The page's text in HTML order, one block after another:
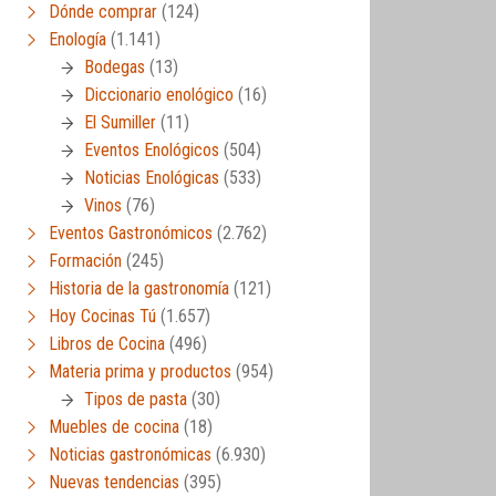
Dónde comprar (124)
Enología (1.141)
Bodegas (13)
Diccionario enológico (16)
El Sumiller (11)
Eventos Enológicos (504)
Noticias Enológicas (533)
Vinos (76)
Eventos Gastronómicos (2.762)
Formación (245)
Historia de la gastronomía (121)
Hoy Cocinas Tú (1.657)
Libros de Cocina (496)
Materia prima y productos (954)
Tipos de pasta (30)
Muebles de cocina (18)
Noticias gastronómicas (6.930)
Nuevas tendencias (395)